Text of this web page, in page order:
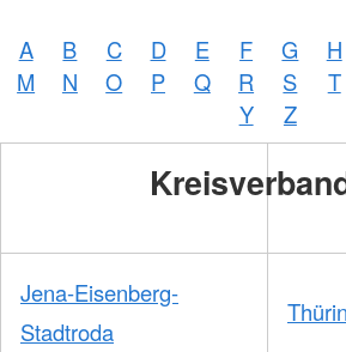
A B C D E F G H
M
N O P Q R S T
Y
Z
Jena-Eisenberg-
Stadtroda